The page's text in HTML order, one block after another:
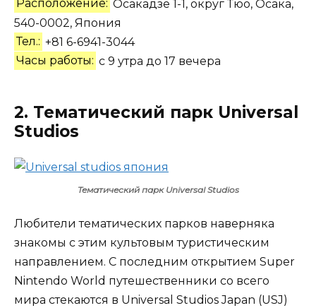
Расположение: Осакадзе 1-1, округ Тюо, Осака,
540-0002, Япония
Тел.: +81 6-6941-3044
Часы работы: с 9 утра до 17 вечера
2. Тематический парк Universal
Studios
Тематический парк Universal Studios
Любители тематических парков наверняка
знакомы с этим культовым туристическим
направлением. С последним открытием Super
Nintendo World путешественники со всего
мира стекаются в Universal Studios Japan (USJ)